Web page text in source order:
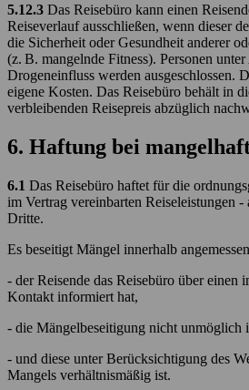
5.12.3 Das Reisebüro kann einen
Reiseverlauf ausschließen, wenn dieser
die Sicherheit oder Gesundheit anderer
(z. B. mangelnde Fitness). Personen
Drogeneinfluss werden ausgeschlossen.
eigene Kosten. Das Reisebüro behält in
verbleibenden Reisepreis abzüglich
6. Haftung bei
6.1 Das Reisebüro haftet für die
im Vertrag vereinbarten Reiseleistungen
Dritte.
Es beseitigt Mängel innerhalb
- der Reisende das Reisebüro über einen
Kontakt informiert hat,
- die Mängelbeseitigung nicht unmöglich
- und diese unter Berücksichtigung des
Mangels verhältnismäßig ist.